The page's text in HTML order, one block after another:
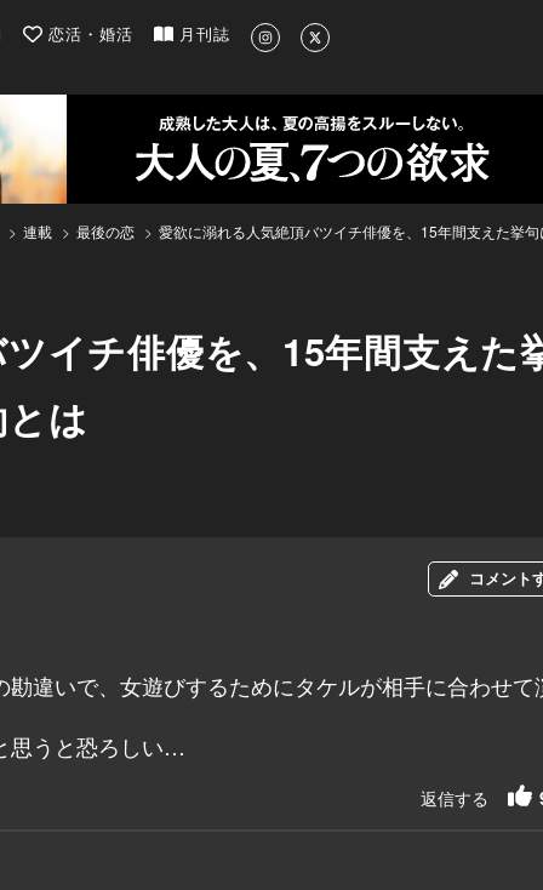
新のグルメ、洗練されたライフスタイル情報
恋活・婚活 月刊誌
連載 最後の恋 愛欲に溺れる人気絶頂バツイチ俳優を、15年間支えた挙
イチ俳優を、15年間支えた
は
コメント
違いで、女遊びするためにタケルが相手に合わせて
思うと恐ろしい…
返信する